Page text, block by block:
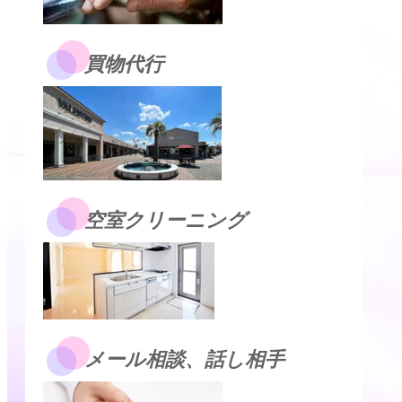
買物代行
空室クリーニング
メール相談、話し相手